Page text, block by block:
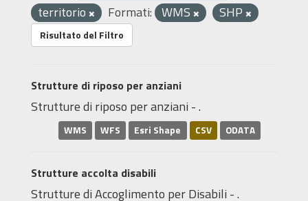
territorio
Formati: WMS SHP
Risultato del Filtro
Strutture di riposo per anziani
Strutture di riposo per anziani - .
WMS WFS Esri Shape CSV ODATA
Strutture accolta disabili
Strutture di Accoglimento per Disabili - .